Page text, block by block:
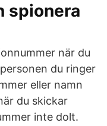
spionera
när du
du ringer
eller namn
du skickar
inte dolt.